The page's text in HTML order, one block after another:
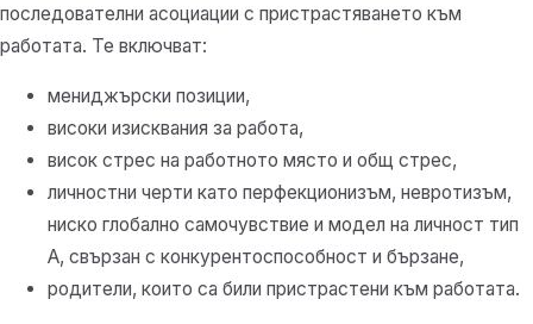
последователни асоциации с пристрастяването към
работата. Те включват:
мениджърски позиции,
високи изисквания за работа,
висок стрес на работното място и общ стрес,
личностни черти като перфекционизъм, невротизъм,
ниско глобално самочувствие и модел на личност тип
А, свързан с конкурентоспособност и бързане,
родители, които са били пристрастени към работата.